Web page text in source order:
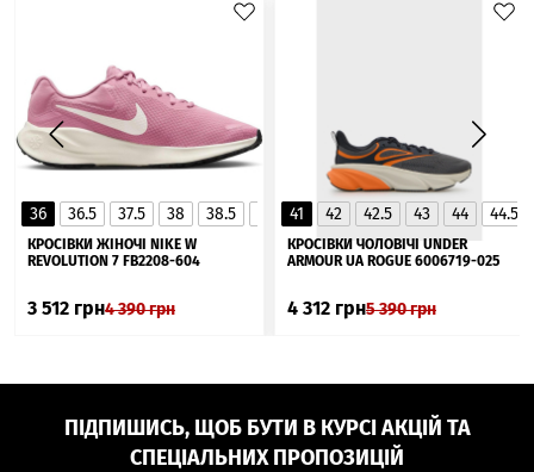
36 36.5 37.5 38 38.5 40 40.5
41
▲
КРОСІВКИ ЖІНОЧІ NIKE W
REVOLUTION 7 FB2208-604
3 512 грн4 390грн
41 42 42.5 43 44 44.5
КРОСІВКИ ЧОЛОВІЧІ UNDER
ARMOUR UA ROGUE 6006719-025
4 312 грн5 390грн
ПІДПИШИСЬ, ЩОБ БУТИ В КУРСІ АКЦІЙ ТА
СПЕЦІАЛЬНИХ ПРОПОЗИЦІЙ